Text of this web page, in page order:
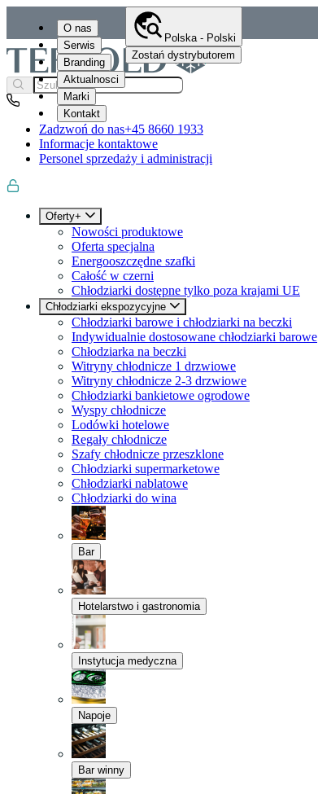
O nas
Serwis
Branding
Aktualnosci
Marki
Kontakt
Polska - Polski
Zostań dystrybutorem
Zadzwoń do nas+45 8660 1933
Informacje kontaktowe
Personel sprzedaży i administracji
Oferty+
Nowości produktowe
Oferta specjalna
Energooszczędne szafki
Całość w czerni
Chłodziarki dostępne tylko poza krajami UE
Chłodziarki ekspozycyjne
Chłodziarki barowe i chłodziarki na beczki
Indywidualnie dostosowane chłodziarki barowe
Chłodziarka na beczki
Witryny chłodnicze 1 drzwiowe
Witryny chłodnicze 2-3 drzwiowe
Chłodziarki bankietowe ogrodowe
Wyspy chłodnicze
Lodówki hotelowe
Regały chłodnicze
Szafy chłodnicze przeszklone
Chłodziarki supermarketowe
Chłodziarki nablatowe
Chłodziarki do wina
Bar
Hotelarstwo i gastronomia
Instytucja medyczna
Napoje
Bar winny